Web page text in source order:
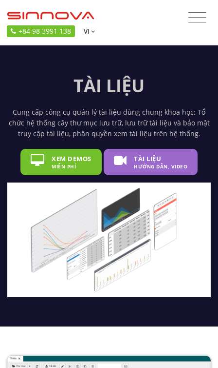
+84 98 3991 138 VI
TÀI LIỆU
Cung cấp công cụ quản lý tài liệu dùng chung khoa học: Tổ
chức hệ thống cây thư mục lưu trữ, lưu trữ tài liệu và bảo mật
truy cập tài liệu, phân quyền xem tài liệu trên hệ thống.
XEM DEMOS
MIỄN PHÍ
TÀI LIỆU
HƯỚNG DẪN, VIDEO